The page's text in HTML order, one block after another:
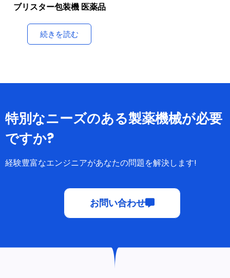
ブリスター包装機 医薬品
続きを読む
特別なニーズのある製薬機械が必要
ですか?
経験豊富なエンジニアがあなたの問題を解決します!
お問い合わせ